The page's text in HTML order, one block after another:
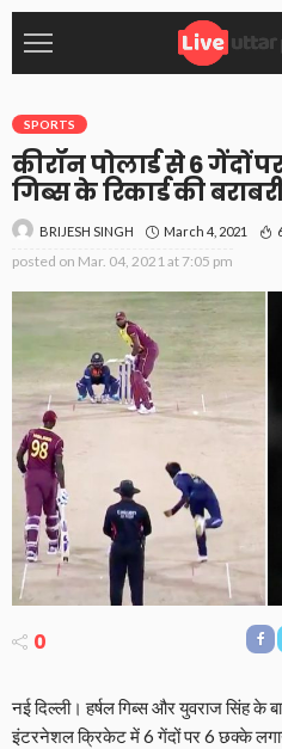
SPORTS
कीरॉन पोलार्ड से 6
गिब्स के रिकार्ड की
BRIJESH SINGH March 4, 2021
posted on Mar. 04, 2021 at 7:05 pm
0
नई दिल्ली। हर्षल गिब्स और युवराज सिंह के
इंटरनेशल क्रिकेट में 6 गेंदों पर 6 छक्के लगाने